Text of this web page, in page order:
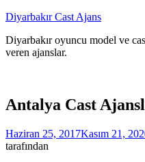
İçeriğe
Diyarbakır Cast Ajans
Diyarbakır oyuncu model ve
veren ajanslar.
Antalya Cast
Haziran 25, 2017Kasım 21,
tarafından